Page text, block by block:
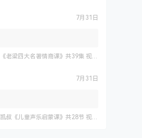
7月31日
《老梁四大名著情商课》共39集 视频课程
7月31日
凯叔《儿童声乐启蒙课》共28节 视频课程